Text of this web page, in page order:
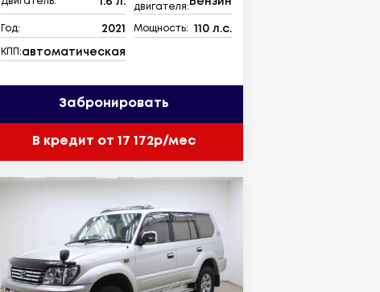
двигателя:
Год: 2021 Мощность: 110 л.с.
КПП:автоматическая
Забронировать
В кредит от 17 172р/мес